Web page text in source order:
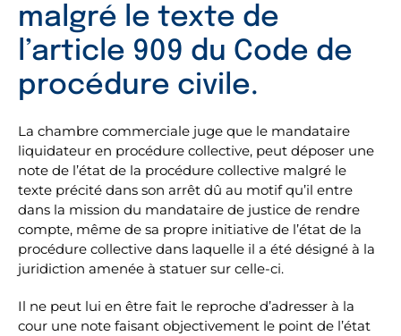
malgré le texte de
l’article 909 du Code de
procédure civile.
La chambre commerciale juge que le mandataire
liquidateur en procédure collective, peut déposer une
note de l’état de la procédure collective malgré le
texte précité dans son arrêt dû au motif qu’il entre
dans la mission du mandataire de justice de rendre
compte, même de sa propre initiative de l’état de la
procédure collective dans laquelle il a été désigné à la
juridiction amenée à statuer sur celle-ci.
Il ne peut lui en être fait le reproche d’adresser à la
cour une note faisant objectivement le point de l’état